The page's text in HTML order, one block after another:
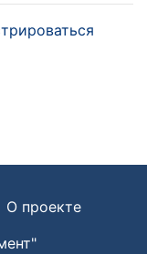
О проекте